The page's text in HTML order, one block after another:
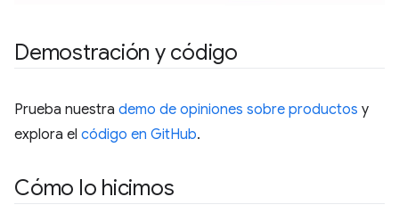
Demostración y código
Prueba nuestra demo de opiniones sobre productos y
explora el código en GitHub.
Cómo lo hicimos